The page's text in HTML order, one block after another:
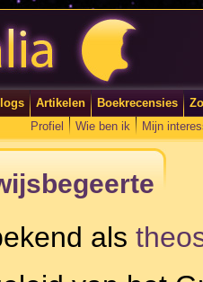
Artikelen Boekrecensies
Profiel
Wie ben ik Mijn
als